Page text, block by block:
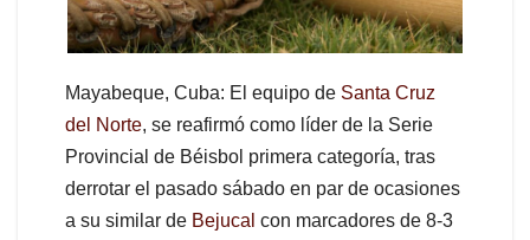
Mayabeque, Cuba: El equipo de Santa Cruz
del Norte, se reafirmó como líder de la Serie
Provincial de Béisbol primera categoría, tras
derrotar el pasado sábado en par de ocasiones
a su similar de Bejucal con marcadores de 8-3